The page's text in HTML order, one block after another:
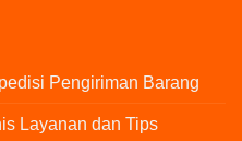
Pengiriman Barang
Layanan dan Tips